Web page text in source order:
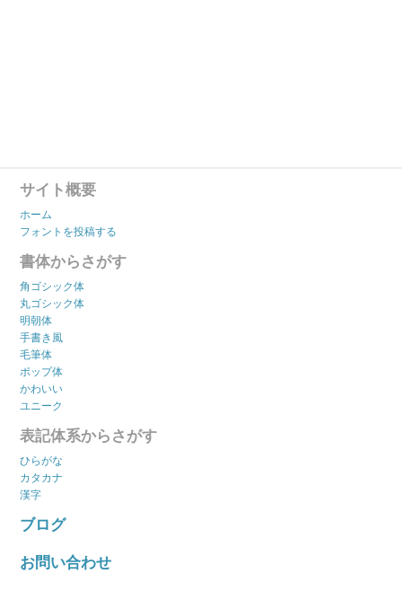
サイト概要
ホーム
フォントを投稿する
書体からさがす
角ゴシック体
丸ゴシック体
明朝体
手書き風
毛筆体
ポップ体
かわいい
ユニーク
表記体系からさがす
ひらがな
カタカナ
漢字
ブログ
お問い合わせ